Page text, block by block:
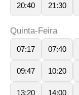
20:40 21:30
Quinta-Feira
07:17 07:40
09:47 10:20
13:20 14:00